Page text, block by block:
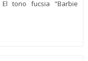
tono fucsia "Barbie